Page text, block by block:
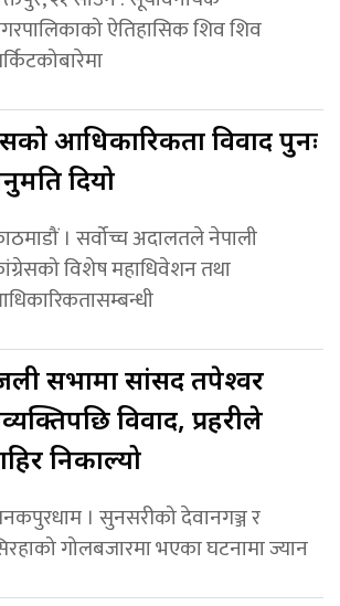
ऐतिहासिक शिव शिव
आधिकारिकता विवाद पुनः
दियो
। सर्वोच्च अदालतले नेपाली
विशेष महाधिवेशन तथा
सभामा सांसद तपेश्वर
विवाद, प्रहरीले
निकाल्यो
। सुनसरीको देवानगञ्ज र
गोलबजारमा भएका घटनामा ज्यान